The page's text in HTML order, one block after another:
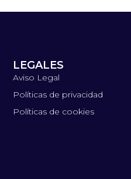
LEGALES
Aviso Legal
Políticas de privacidad
Políticas de cookies